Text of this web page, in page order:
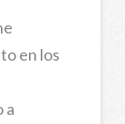
en los
a